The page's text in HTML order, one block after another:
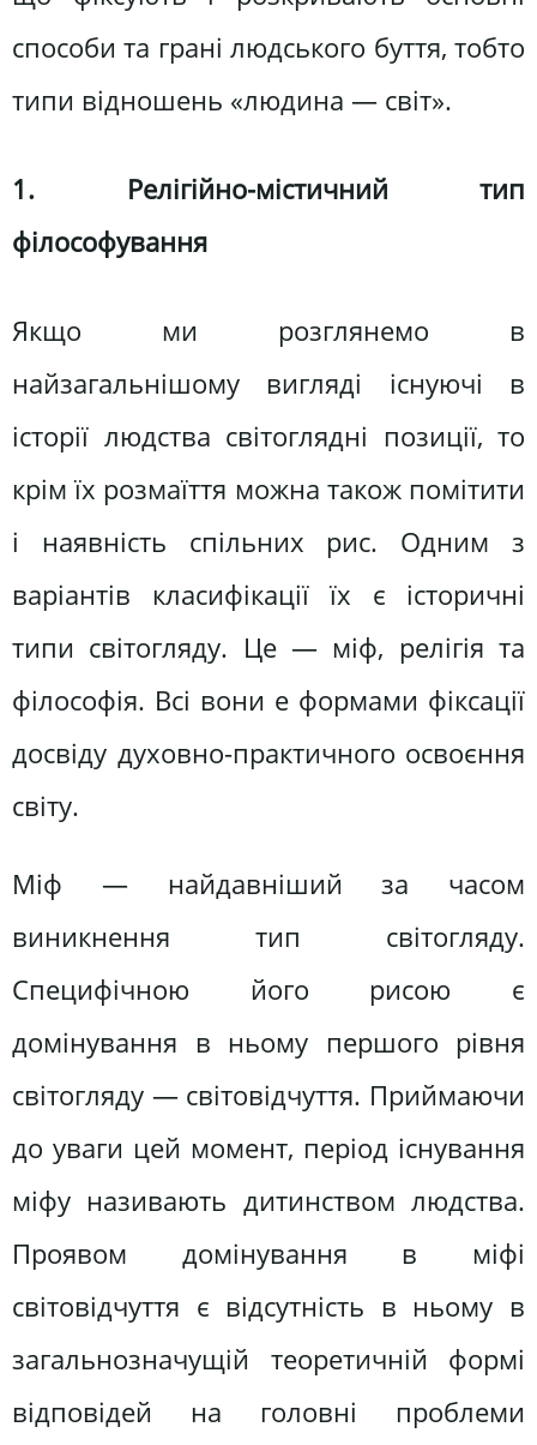
способи та грані людського буття, тобто
типи відношень «людина — світ».
1. Релігійно-містичний тип
філософування
Якщо ми розглянемо в
найзагальнішому вигляді існуючі в
історії людства світоглядні позиції, то
крім їх розмаїття можна також помітити
і наявність спільних рис. Одним з
варіантів класифікації їх є історичні
типи світогляду. Це — міф, релігія та
філософія. Всі вони е формами фіксації
досвіду духовно-практичного освоєння
світу.
Міф — найдавніший за часом
виникнення тип світогляду.
Специфічною його рисою є
домінування в ньому першого рівня
світогляду — світовідчуття. Приймаючи
до уваги цей момент, період існування
міфу називають дитинством людства.
Проявом домінування в міфі
світовідчуття є відсутність в ньому в
загальнозначущій теоретичній формі
відповідей на головні проблеми